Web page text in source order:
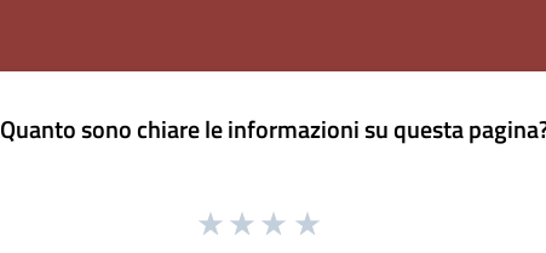
Quanto sono chiare le informazioni su questa